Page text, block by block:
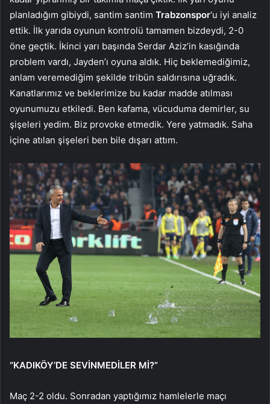
planladığım gibiydi, santim santim Trabzonspor‘u iyi analiz
ettik. İlk yarıda oyunun kontrolü tamamen bizdeydi, 2-0
öne geçtik. İkinci yarı başında Serdar Aziz’in kasığında
problem vardı, Jayden’ı oyuna aldık. Hiç beklemediğimiz,
anlam veremediğim şekilde tribün saldırısına uğradık.
Kanatlarımız ve beklerimize bu kadar madde atılması
oyunumuzu etkiledi. Ben kafama, vücuduma demirler, su
şişeleri yedim. Biz provoke etmedik. Yere yatmadık. Saha
içine atılan şişeleri ben bile dışarı attım.
“KADIKÖY’DE SEVİNMEDİLER Mİ?”
Maç 2-2 oldu. Sonradan yaptığımız hamlelerle maçı